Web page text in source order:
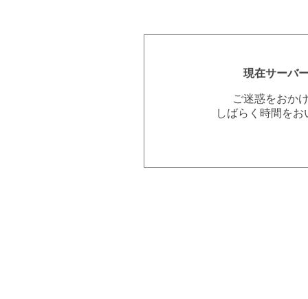
現在サーバ
ご迷惑をおか
しばらく時間を